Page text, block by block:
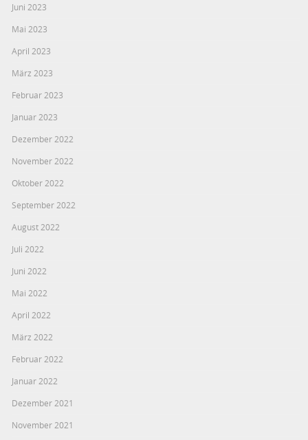
Juni 2023
Mai 2023
April 2023
März 2023
Februar 2023
Januar 2023
Dezember 2022
November 2022
Oktober 2022
September 2022
August 2022
Juli 2022
Juni 2022
Mai 2022
April 2022
März 2022
Februar 2022
Januar 2022
Dezember 2021
November 2021